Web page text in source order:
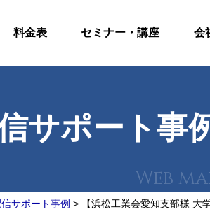
料金表 セミナー・講座 会
サポート事
サポート事例 > 【浜松工業会愛知支部様